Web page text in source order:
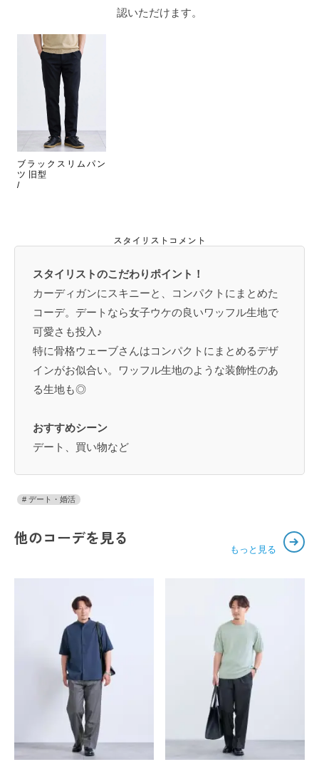
認いただけます。
ブラックスリムパン
ツ 旧型
/
スタイリストコメント
スタイリストのこだわりポイント！
カーディガンにスキニーと、コンパクトにまとめた
コーデ。デートなら女子ウケの良いワッフル生地で
可愛さも投入♪
特に骨格ウェーブさんはコンパクトにまとめるデザ
インがお似合い。ワッフル生地のような装飾性のあ
る生地も◎
おすすめシーン
デート、買い物など
デート・婚活
他のコーデを見る
もっと見る